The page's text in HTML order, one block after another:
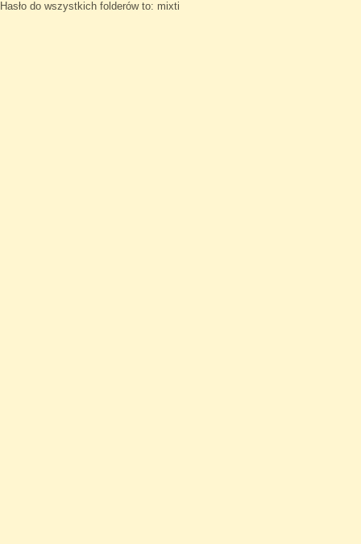
Hasło do wszystkich folderów to: mixti